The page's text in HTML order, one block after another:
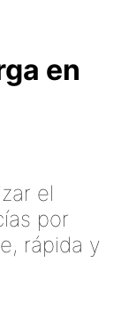
en
el
por
rápida y